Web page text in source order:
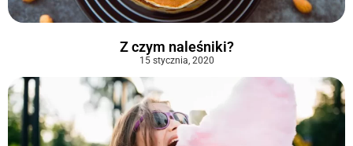
Z czym naleśniki?
15 stycznia, 2020